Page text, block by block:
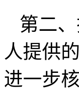
第二
人提供
进一步